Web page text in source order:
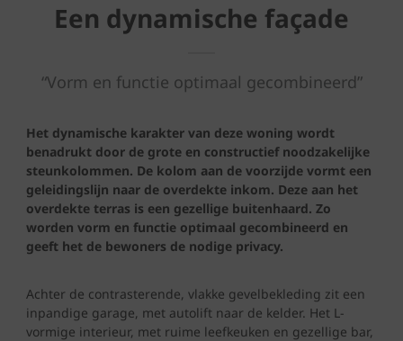
Een dynamische façade
“Vorm en functie optimaal gecombineerd”
Het dynamische karakter van deze woning wordt
benadrukt door de grote en constructief noodzakelijke
steunkolommen. De kolom aan de voorzijde vormt een
geleidingslijn naar de overdekte inkom. Deze aan het
overdekte terras is een gezellige buitenhaard. Zo
worden vorm en functie optimaal gecombineerd en
geeft het de bewoners de nodige privacy.
Achter de contrasterende, vlakke gevelbekleding zit een
inpandige garage, met autolift naar de kelder. Het L-
vormige interieur, met ruime leefkeuken en gezellige bar,